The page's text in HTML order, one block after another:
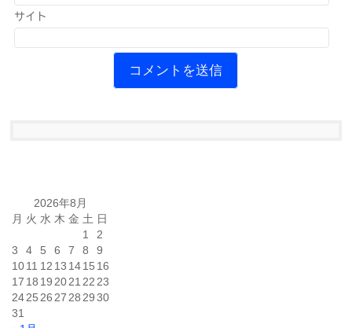
サイト
2026年8月
月 火 水 木 金 土 日
1
2
3
4 5 6 7 8
9
1011 12 13 1415 16
17 18 19 2021 22 23
2425 26 27 28 29 30
31